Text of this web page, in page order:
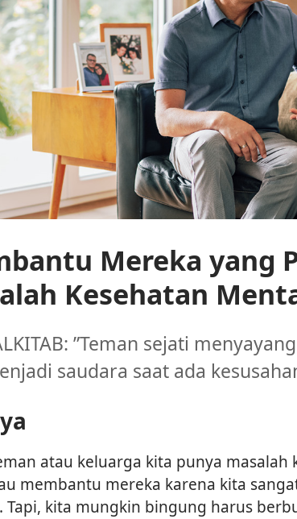
Mereka yang
Kesehatan
”Teman sejati
saudara saat ada
atau keluarga kita punya masalah
membantu mereka karena kita
Tapi, kita mungkin bingung harus